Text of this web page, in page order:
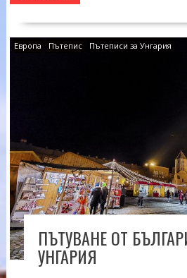
Европа Пътепис Пътеписи за Унгария
ПЪТУВАНЕ ОТ
УНГАРИЯ